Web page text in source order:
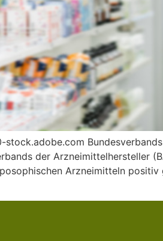
der Arzneimittelhersteller
Arzneimitteln